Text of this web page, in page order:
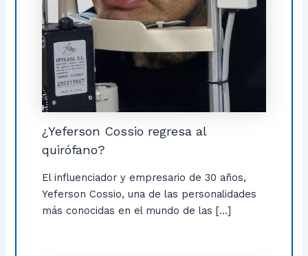
¿Yeferson Cossio regresa al
quirófano?
El influenciador y empresario de 30 años,
Yeferson Cossio, una de las personalidades
más conocidas en el mundo de las […]